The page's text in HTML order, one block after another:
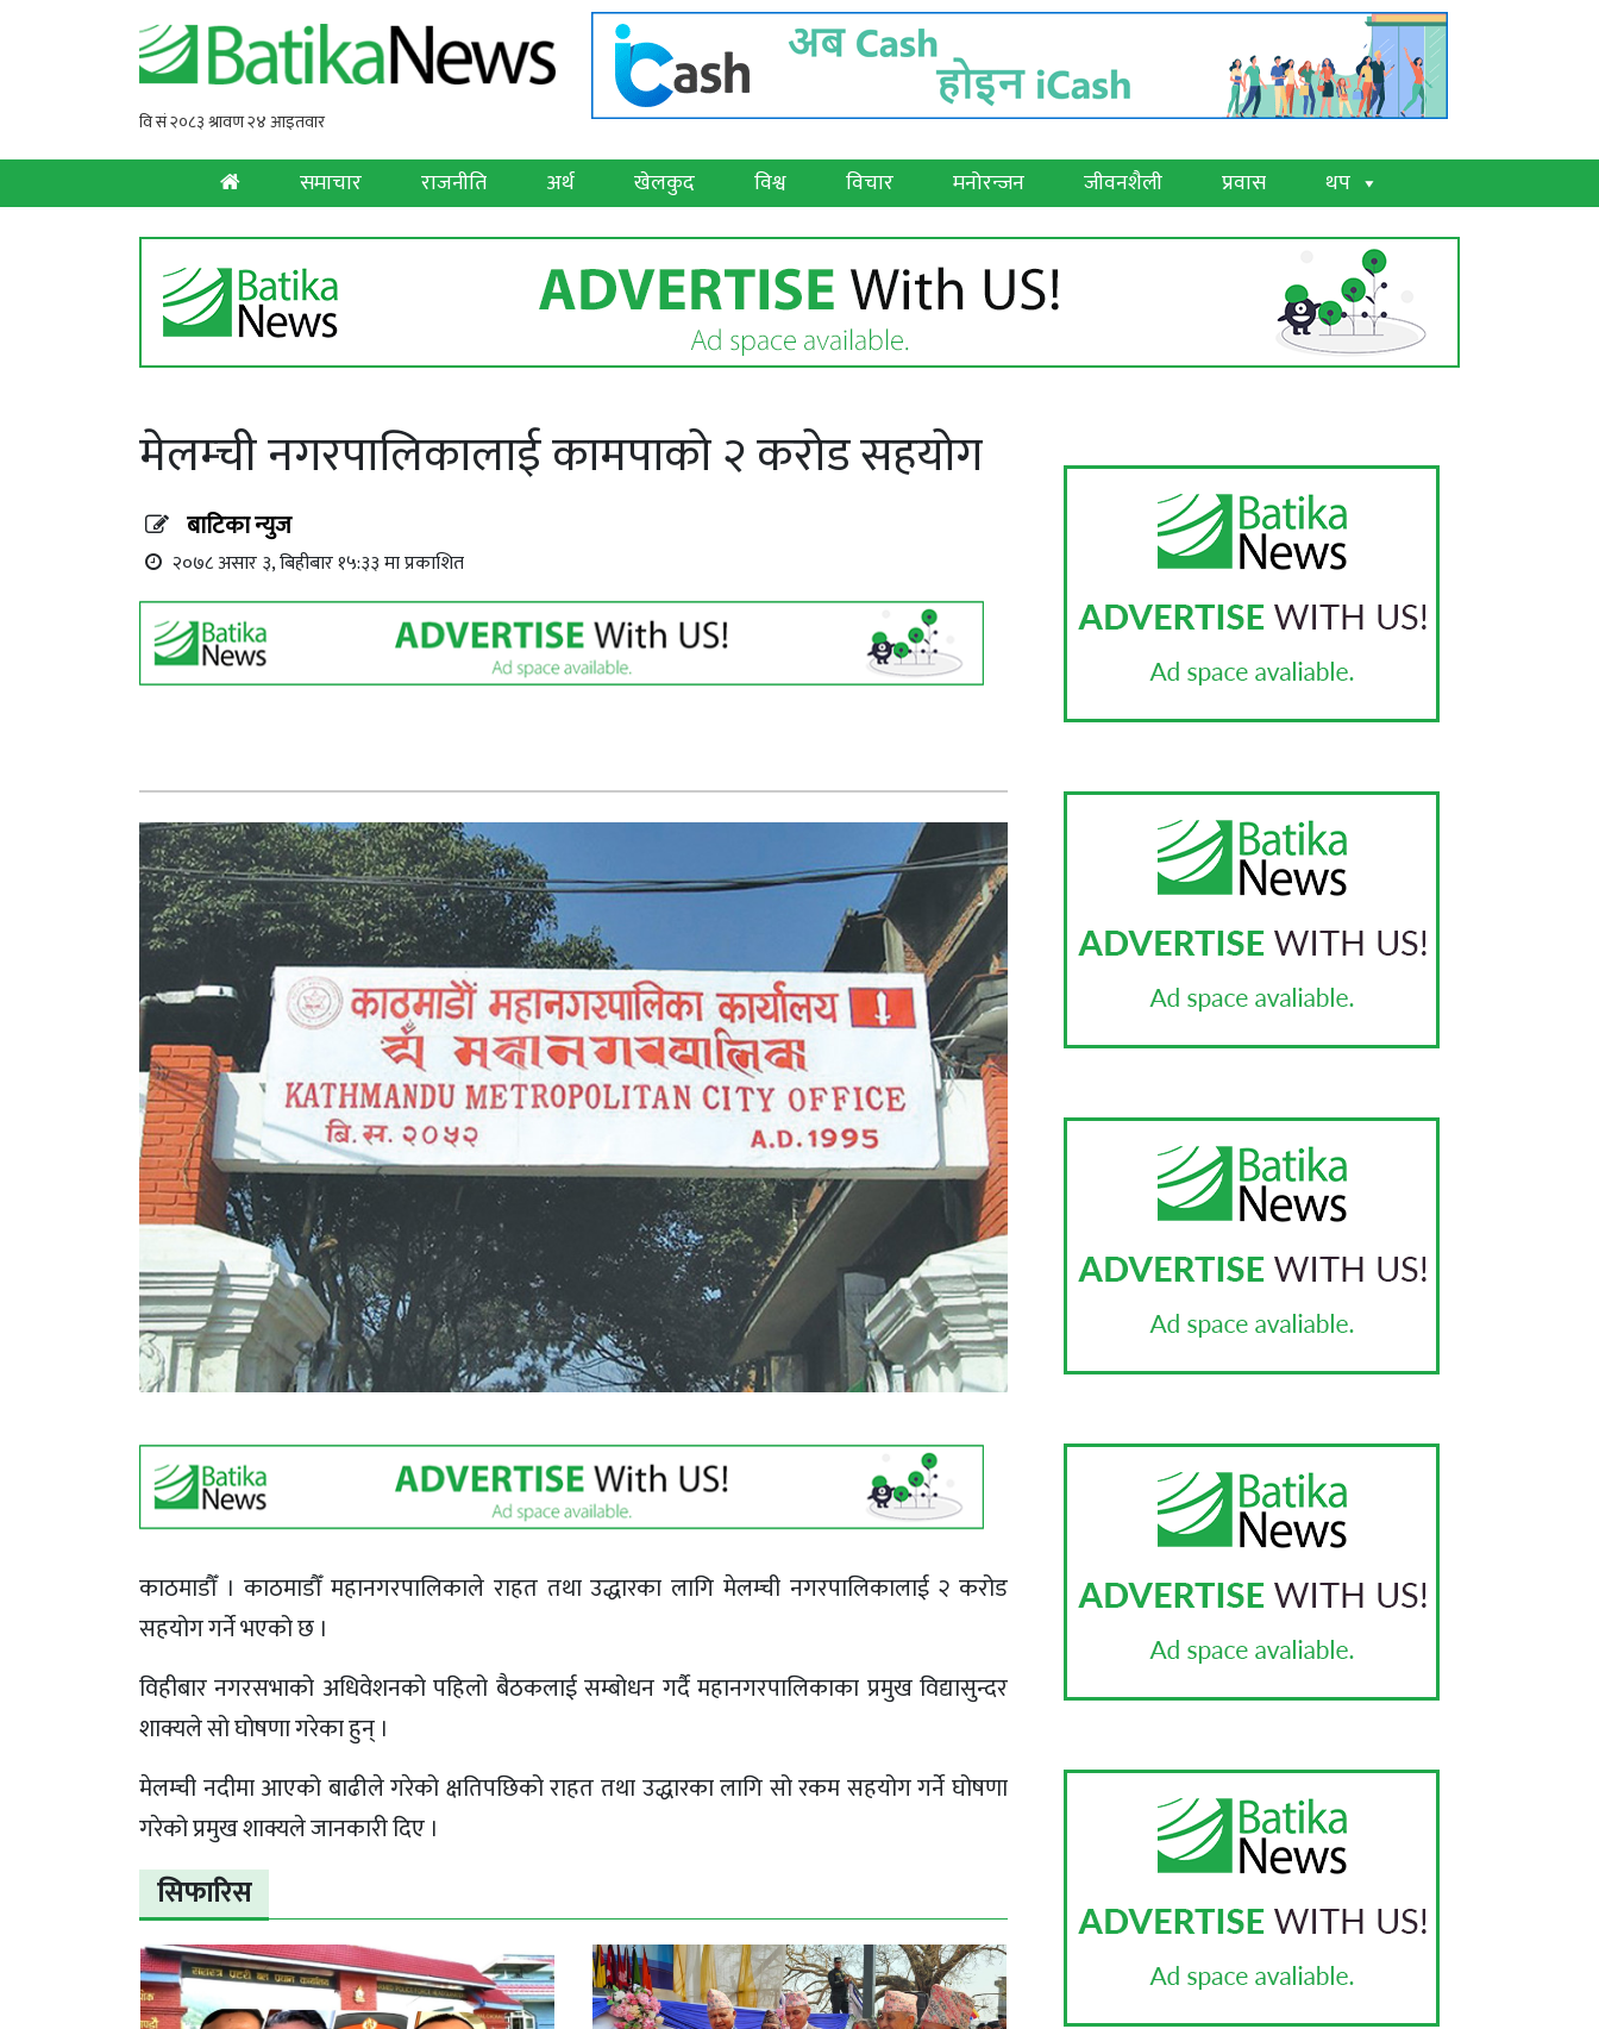
समाचार राजनीति अर्थ खेलकुद विश्व विचार मनोरन्जन जीवनशैली प्रवास थप
मेलम्ची नगरपालिकालाई कामपाको २ करोड सहयोग
बाटिका न्युज
२०७८ असार ३, बिहीबार १५:३३ मा प्रकाशित
काठमाडौँ । काठमाडौँ महानगरपालिकाले राहत तथा उद्धारका लागि मेलम्ची नगरपालिकालाई २ करोड
सहयोग गर्ने भएको छ ।
विहीबार नगरसभाको अधिवेशनको पहिलो बैठकलाई सम्बोधन गर्दै महानगरपालिकाका प्रमुख विद्यासुन्दर
शाक्यले सो घोषणा गरेका हुन् ।
मेलम्ची नदीमा आएको बाढीले गरेको क्षतिपछिको राहत तथा उद्धारका लागि सो रकम सहयोग गर्ने घोषणा
गरेको प्रमुख शाक्यले जानकारी दिए ।
सिफारिस